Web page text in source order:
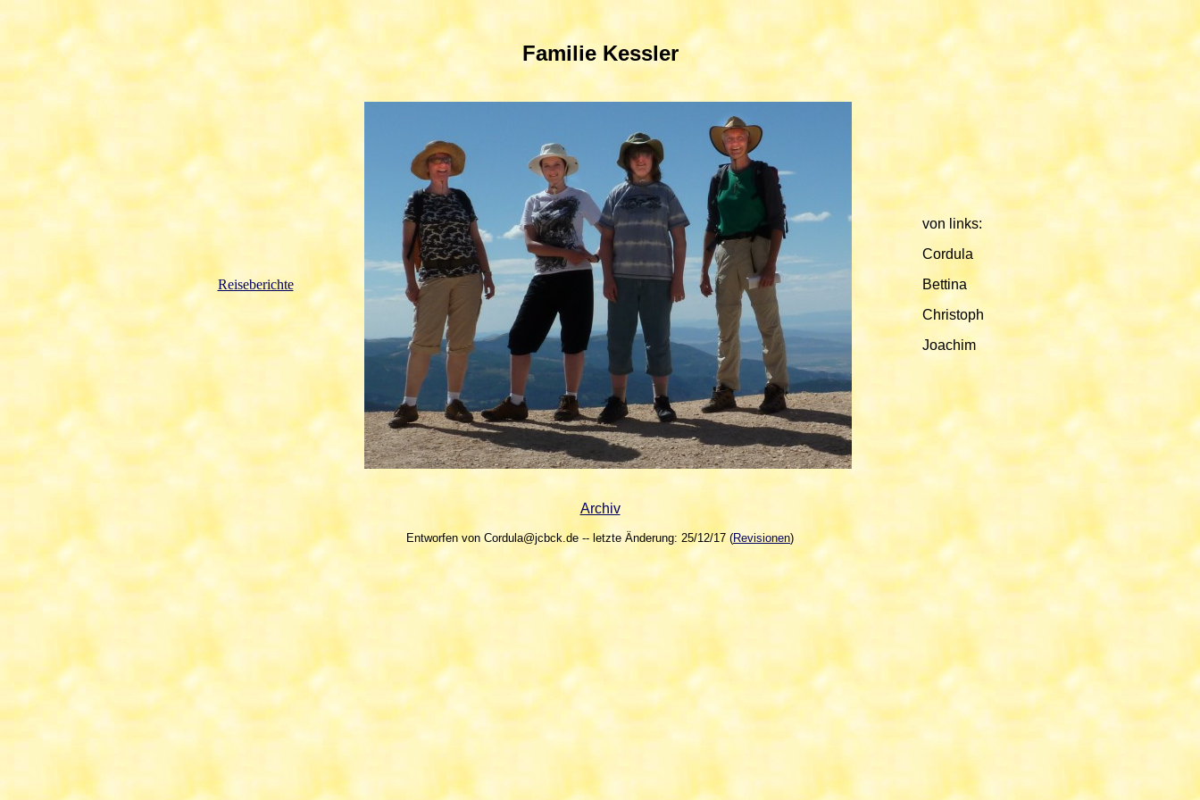
Familie Kessler
Reiseberichte
von links:
Cordula
Bettina
Christoph
Joachim
Archiv
Entworfen von Cordula@jcbck.de -- letzte Änderung: 25/12/17 (Revisionen)